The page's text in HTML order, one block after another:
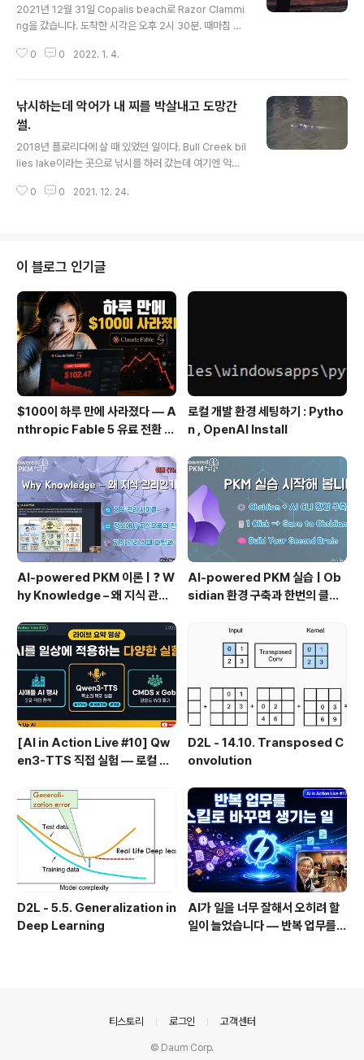
2021년 12월 31일 Copalis beach로 Razor Clammi
ng을 갔습니다. 도착한 시각은 오후 2시 30분. 때마침 한
았습니다. 이날은 Razor Clam hole들을 쉽게 찾을 수 있
보았습니다. 이미 2022년도의 해돋이를 보고 난 후 보는
2021년도의 마지막 석양은 좀 아이러니 했습니다. 어쨌든
Adieu 2021 and Welcome 2022. Happy new ye
ar. Went to Razor Clamming to Copalis beach on
December 31, 2021. Arrival time wa..
0 0 2022. 1. 4.
낚시하는데 악어가 내 찌를 박살내고 도망간
썰.
2018년 플로리다에 살 때 있었던 일이다. Bull Creek bil
lies lake이라는 곳으로 낚시를 하러 갔는데 여기엔 악어
무섭지 않다. 적어도 내가 육지에 있는 한. 물에서 악어들이
시애틀로 이사오면서 버리고 온 것 같다. 플로리다에서는
공원에서 피크닉 할 때 가끔 악어들이 근처로 온다... 그러
면 먹던거 던져주면 그 놈이 받아 먹곤 했다.. 믿거나 말거
나... :)
0 0 2021. 12. 24.
이 블로그 인기글
$100이 하루 만에 사라졌다 — A
nthropic Fable 5 유료 전환 사
로컬 개발 환경 세팅하기 : Pytho
n , OpenAI Install
AI-powered PKM 이론 | ❓ W
hy Knowledge – 왜 지식 관리
보에서 지식으로의 전환, 🛠️ 지식
관리 실패 패턴과 극복
AI-powered PKM 실습 | Ob
sidian 환경 구축과 한번의 클릭
(Web Clipper)
[AI in Action Live #10] Qw
en3-TTS 직접 실험 — 로컬 설
D2L - 14.10. Transposed C
onvolution
D2L - 5.5. Generalization in
Deep Learning
AI가 일을 너무 잘해서 오히려 할
일이 늘었습니다 — 반복 업무를
티스토리 로그인 고객센터
© Daum Corp.